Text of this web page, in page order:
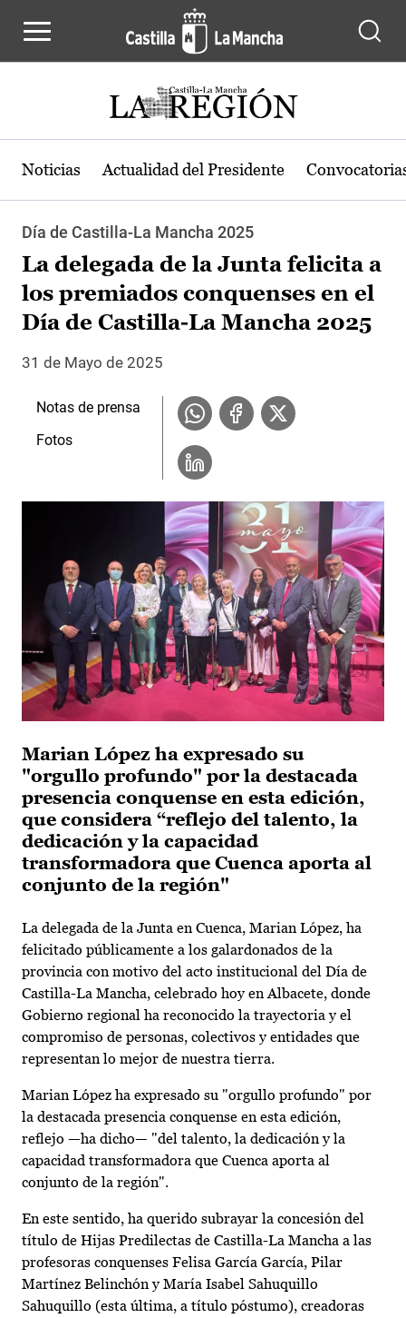
Noticias Actualidad del Presidente
Día de Castilla-La Mancha 2025
La delegada de la Junta felicita a
los premiados conquenses en el
Día de Castilla-La Mancha 2025
31 de Mayo de 2025
Marian López ha expresado su
"orgullo profundo" por la destacada
presencia conquense en esta edición,
que considera “reflejo del talento, la
dedicación y la capacidad
transformadora que Cuenca aporta al
conjunto de la región"
La delegada de la Junta en Cuenca, Marian López, ha
felicitado públicamente a los galardonados de la
provincia con motivo del acto institucional del Día de
Castilla-La Mancha, celebrado hoy en Albacete, donde
Gobierno regional ha reconocido la trayectoria y el
compromiso de personas, colectivos y entidades que
representan lo mejor de nuestra tierra.
Marian López ha expresado su "orgullo profundo" por
la destacada presencia conquense en esta edición,
reflejo —ha dicho— "del talento, la dedicación y la
capacidad transformadora que Cuenca aporta al
conjunto de la región".
En este sentido, ha querido subrayar la concesión del
título de Hijas Predilectas de Castilla-La Mancha a las
profesoras conquenses Felisa García García, Pilar
Martínez Belinchón y María Isabel Sahuquillo
Sahuquillo (esta última, a título póstumo), creadoras
Notas de prensa
Fotos